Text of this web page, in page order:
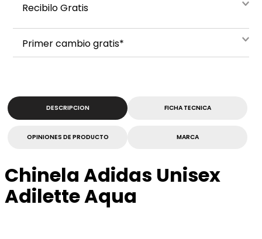
Recibilo Gratis
Primer cambio gratis*
DESCRIPCION FICHA TECNICA
OPINIONES DE PRODUCTO MARCA
Chinela Adidas Unisex
Adilette Aqua